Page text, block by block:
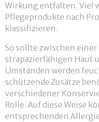
Wirkung entfalten. Viel
Pflegeprodukte nach
klassifizieren.
So sollte zwischen
strapazierfähigen Haut
Umständen werden
schützende Zusätze
verschiedener
Rolle. Auf diese Weise
entsprechenden